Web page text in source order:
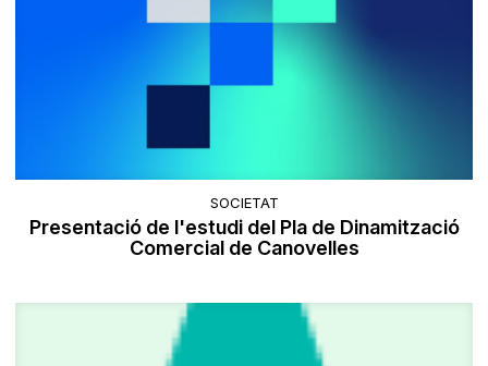
SOCIETAT
Presentació de l'estudi del Pla de Dinamització
Comercial de Canovelles